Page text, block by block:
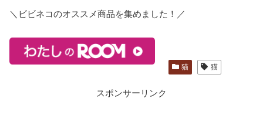
＼ビビネコのオススメ商品を集めました！／
猫 猫
スポンサーリンク